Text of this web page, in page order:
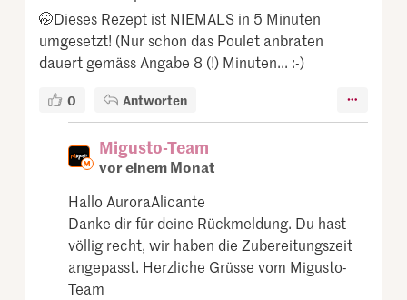
🤭Dieses Rezept ist NIEMALS in 5 Minuten
umgesetzt! (Nur schon das Poulet anbraten
dauert gemäss Angabe 8 (!) Minuten... :-)
0 Antworten
Migusto-Team
vor einem Monat
Hallo AuroraAlicante
Danke dir für deine Rückmeldung. Du hast
völlig recht, wir haben die Zubereitungszeit
angepasst. Herzliche Grüsse vom Migusto-
Team